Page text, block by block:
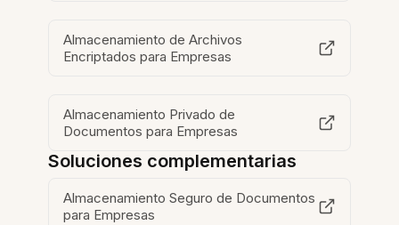
Almacenamiento de Archivos
Encriptados para Empresas
Almacenamiento Privado de
Documentos para Empresas
Soluciones complementarias
Almacenamiento Seguro de Documentos
para Empresas